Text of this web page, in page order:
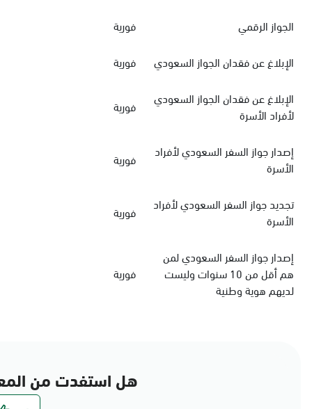
الجواز الرقمي
فورية
الإبلاغ عن فقدان الجواز السعودي
فورية
الإبلاغ عن فقدان الجواز السعودي
لأفراد الأسرة
فورية
‏إصدار جواز السفر السعودي‏‏ لأفراد
الأسرة
فورية
‏تجديد جواز السفر السعودي‏ لأفراد
الأسرة
فورية
إصدار جواز السفر السعودي لمن
هم أقل من 10 سنوات وليست
لديهم هوية وطنية
فورية
هل استفدت من